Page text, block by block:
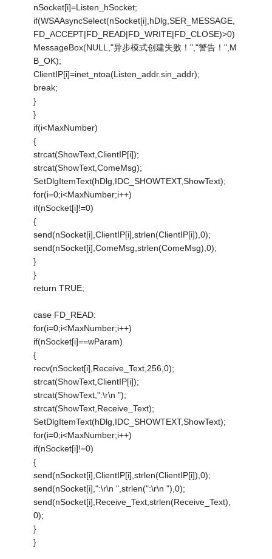
nSocket[i]=Listen_hSocket;
if(WSAAsyncSelect(nSocket[i],hDlg,SER_MESSAGE,
FD_ACCEPT|FD_READ|FD_WRITE|FD_CLOSE)>0)
MessageBox(NULL,"异步模式创建失败！","警告！",M
B_OK);
ClientIP[i]=inet_ntoa(Listen_addr.sin_addr);
break;
}
}
if(i<MaxNumber)
{
strcat(ShowText,ClientIP[i]);
strcat(ShowText,ComeMsg);
SetDlgItemText(hDlg,IDC_SHOWTEXT,ShowText);
for(i=0;i<MaxNumber;i++)
if(nSocket[i]!=0)
{
send(nSocket[i],ClientIP[i],strlen(ClientIP[i]),0);
send(nSocket[i],ComeMsg,strlen(ComeMsg),0);
}
}
return TRUE;
case FD_READ:
for(i=0;i<MaxNumber;i++)
if(nSocket[i]==wParam)
{
recv(nSocket[i],Receive_Text,256,0);
strcat(ShowText,ClientIP[i]);
strcat(ShowText,":\r\n ");
strcat(ShowText,Receive_Text);
SetDlgItemText(hDlg,IDC_SHOWTEXT,ShowText);
for(i=0;i<MaxNumber;i++)
if(nSocket[i]!=0)
{
send(nSocket[i],ClientIP[i],strlen(ClientIP[i]),0);
send(nSocket[i],":\r\n ",strlen(":\r\n "),0);
send(nSocket[i],Receive_Text,strlen(Receive_Text),
0);
}
}